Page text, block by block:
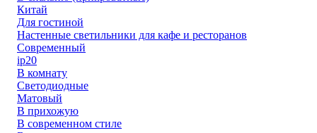
Китай
Для гостиной
Настенные светильники для кафе и ресторанов
Современный
ip20
В комнату
Светодиодные
Матовый
В прихожую
В современном стиле